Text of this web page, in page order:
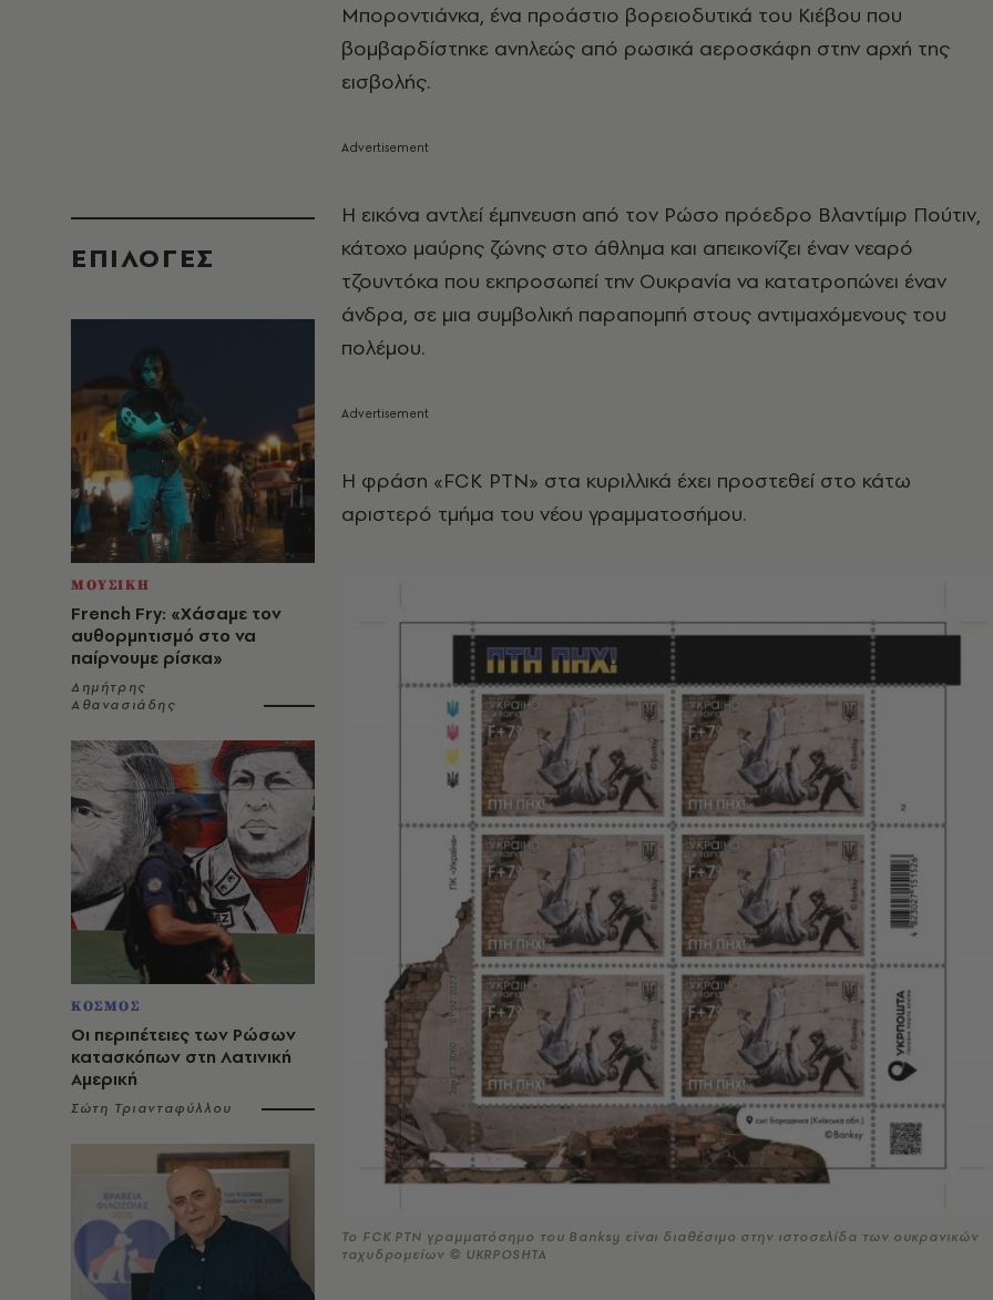
EΠΙΛΟΓΈΣ
ΜΟΥΣΙΚΗ
French Fry: «Χάσαμε τον
αυθορμητισμό στο να
παίρνουμε ρίσκα»
Δημήτρης
Αθανασιάδης
ΚΟΣΜΟΣ
Οι περιπέτειες των Ρώσων
κατασκόπων στη Λατινική
Αμερική
Σώτη Τριανταφύλλου
Μποροντιάνκα, ένα προάστιο βορειοδυτικά του Κιέβου που
βομβαρδίστηκε ανηλεώς από ρωσικά αεροσκάφη στην αρχή της
εισβολής.
Η εικόνα αντλεί έμπνευση από τον Ρώσο πρόεδρο Βλαντίμιρ Πούτιν,
κάτοχο μαύρης ζώνης στο άθλημα και απεικονίζει έναν νεαρό
τζουντόκα που εκπροσωπεί την Ουκρανία να κατατροπώνει έναν
άνδρα, σε μια συμβολική παραπομπή στους αντιμαχόμενους του
πολέμου.
Η φράση «FCK PTN» στα κυριλλικά έχει προστεθεί στο κάτω
αριστερό τμήμα του νέου γραμματοσήμου.
Το FCK PTN γραμματόσημο του Banksy είναι διαθέσιμο στην ιστοσελίδα των ουκρανικών
ταχυδρομείων © UKRPOSHTA